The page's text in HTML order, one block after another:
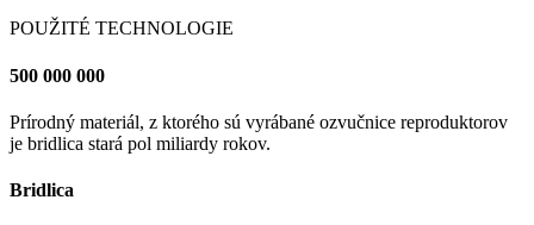
POUŽITÉ TECHNOLOGIE
500 000 000
Prírodný materiál, z ktorého sú vyrábané ozvučnice reproduktorov
je bridlica stará pol miliardy rokov.
Bridlica